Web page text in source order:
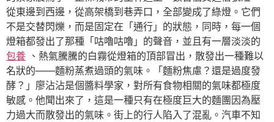
從東邊到西邊，從高架橋到巷弄口，全部變成了綠燈。它們
不是交替閃爍，而是固定在「通行」的狀態，同時，每一個
燈箱都發出了那種「咕嚕咕嚕」的聲音，並且有一層淡淡的
包養 、熱氣騰騰的白霧從燈箱的頂部冒出，散發出一種難以
名狀的——麵粉蒸煮過頭的氣味。「麵粉焦慮？還是過度發
酵？」廖沾沾是個醬料學家，對所有食物相關的氣味都極度
敏感。他聞出來了，這是一種只有在極度巨大的麵團因為壓
力過大而散發出的氣味。街上的行人陷入了混亂。汽車不知